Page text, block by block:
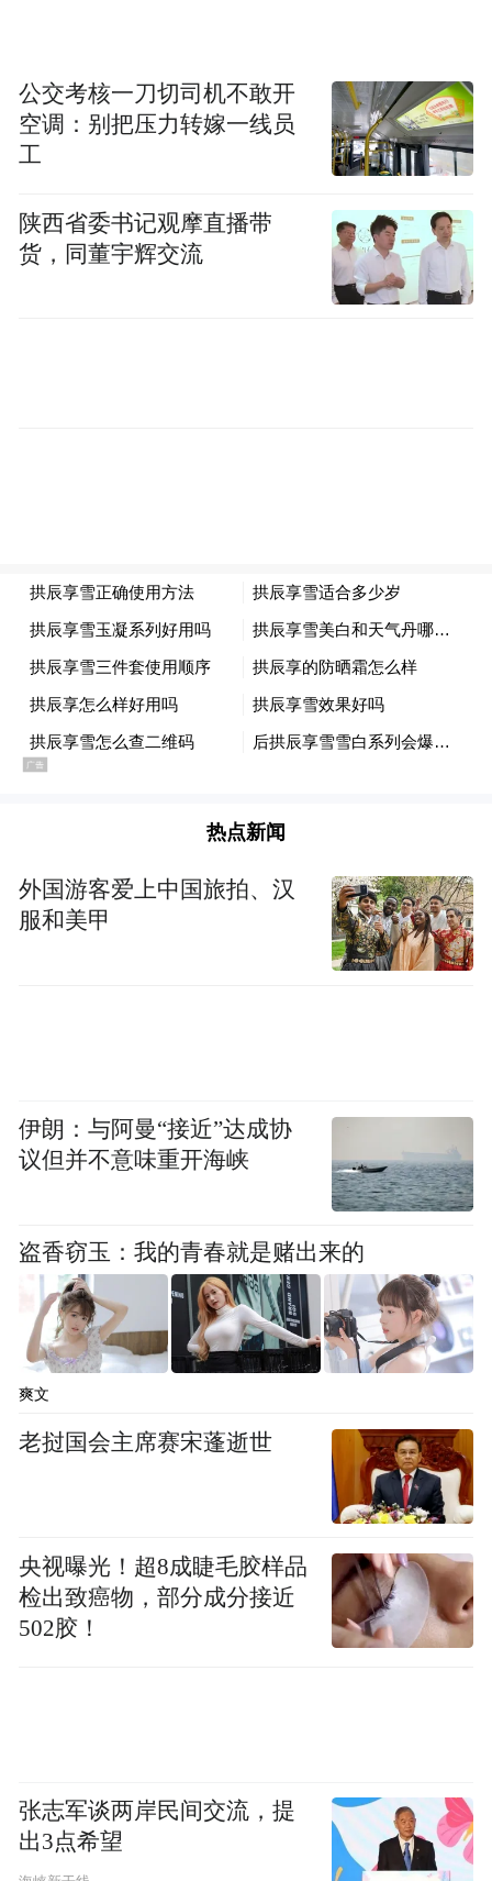
北京师范大学资深教授、中国教育学会名誉会长
顾明远先生现场致辞
郭振有先生详细介绍了《明远四句》一书的
教育部原国家副总督学、中国教育学会原常务副
会长郭振有先生现场发言
张志勇教授点明“明远四句”的核心价值，同
时希望教育工作者认真领会并落实顾明远先
全国政协委员、北京师范大学国家高端智库教育
陶继新教授谈到，顾先生的四句箴言：爱是
灵魂，兴趣为动力，细微处栖居智慧，活动
公交考核一刀切司机不敢开
空调：别把压力转嫁一线员
工
陕西省委书记观摩直播带
货，同董宇辉交流
热点新闻
外国游客爱上中国旅拍、汉
服和美甲
伊朗：与阿曼“接近”达成协
议但并不意味重开海峡
盗香窃玉：我的青春就是赌出来的
爽文
老挝国会主席赛宋蓬逝世
央视曝光！超8成睫毛胶样品
检出致癌物，部分成分接近
502胶！
张志军谈两岸民间交流，提
出3点希望